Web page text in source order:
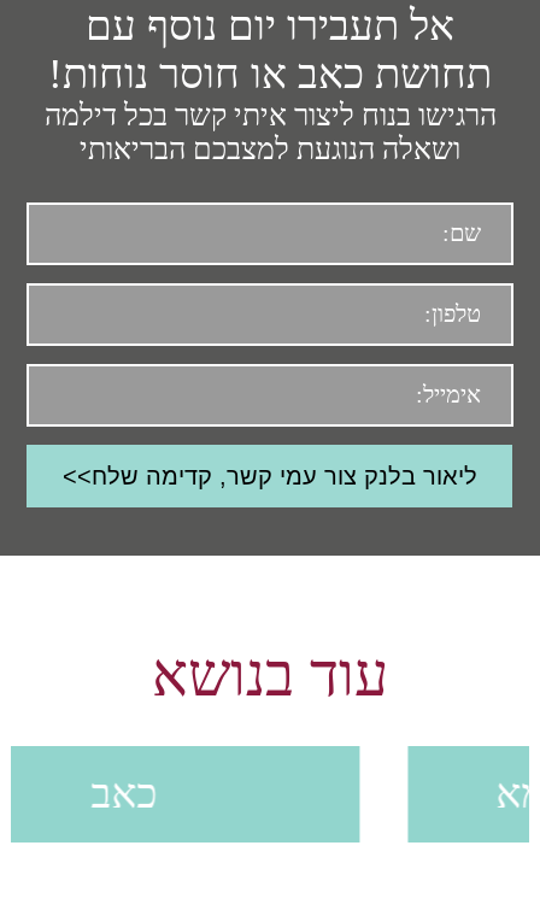
אל תעבירו יום נוסף עם
תחושת כאב או חוסר נוחות!
הרגישו בנוח ליצור איתי קשר בכל דילמה
ושאלה הנוגעת למצבכם הבריאותי
עוד בנושא